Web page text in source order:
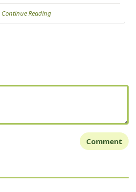
Continue Reading
Comment